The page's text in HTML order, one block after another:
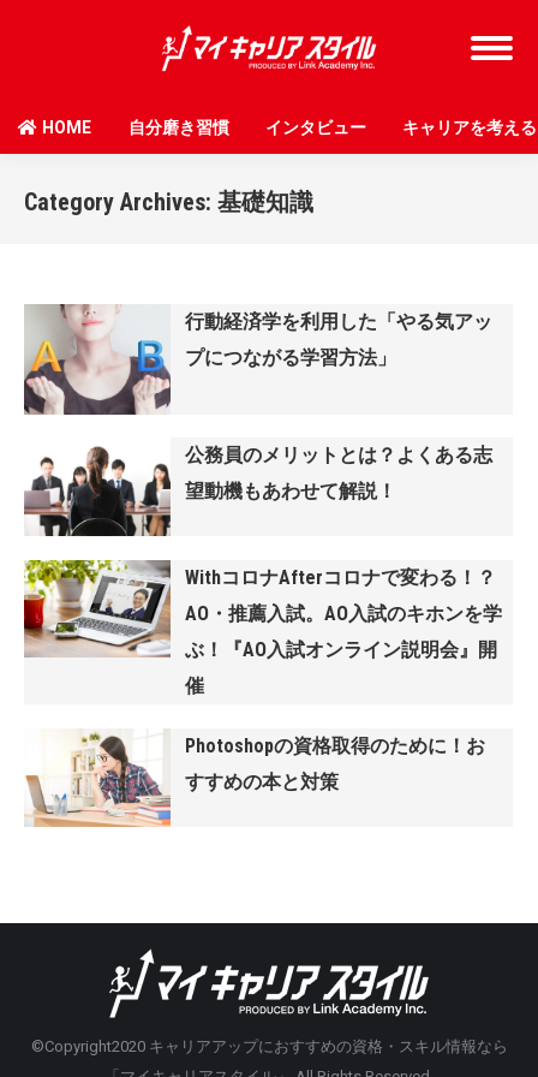
HOME 自分磨き習慣 インタビュー キャリアを考える
Category Archives: 基礎知識
行動経済学を利用した「やる気アッ
プにつながる学習方法」
公務員のメリットとは？よくある志
望動機もあわせて解説！
WithコロナAfterコロナで変わる！？
AO・推薦入試。AO入試のキホンを学
ぶ！『AO入試オンライン説明会』開
催
Photoshopの資格取得のために！お
すすめの本と対策
©Copyright2020 キャリアアップにおすすめの資格・スキル情報なら